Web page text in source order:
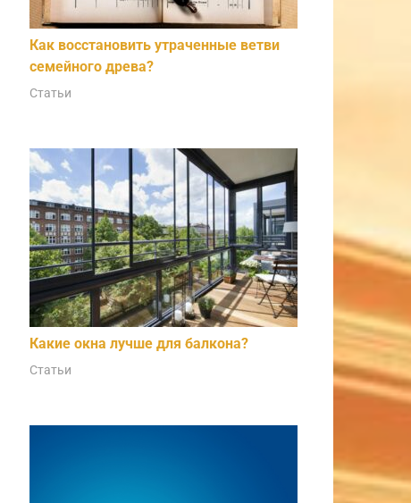
Как восстановить утраченные ветви
семейного древа?
Статьи
Какие окна лучше для балкона?
Статьи